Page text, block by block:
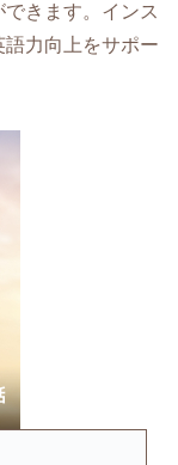
きます。インス
語力向上をサポー